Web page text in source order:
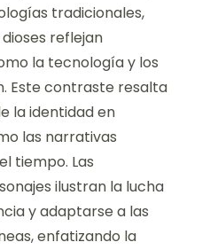
tradicionales,
reflejan
la tecnología y los
Este contraste resalta
la identidad en
las narrativas
tiempo. Las
ilustran la lucha
y adaptarse a las
enfatizando la